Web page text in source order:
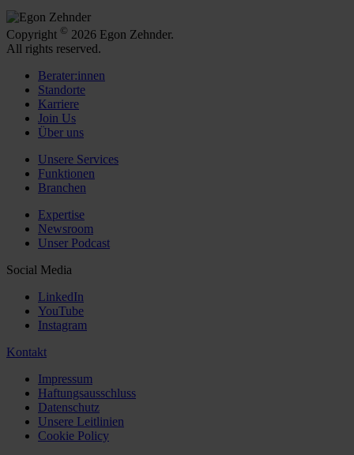
Copyright © 2026 Egon Zehnder.
All rights reserved.
Berater:innen
Standorte
Karriere
Join Us
Über uns
Unsere Services
Funktionen
Branchen
Expertise
Newsroom
Unser Podcast
Social Media
LinkedIn
YouTube
Instagram
Kontakt
Impressum
Haftungsausschluss
Datenschutz
Unsere Leitlinien
Cookie Policy